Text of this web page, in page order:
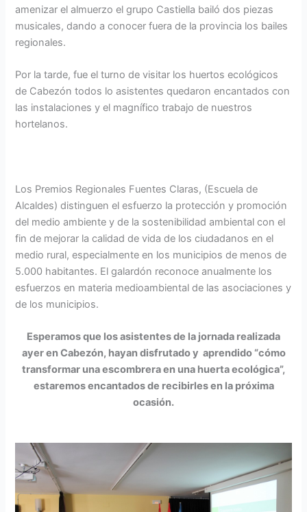
amenizar el almuerzo el grupo Castiella bailó dos piezas
musicales, dando a conocer fuera de la provincia los bailes
regionales.
Por la tarde, fue el turno de visitar los huertos ecológicos
de Cabezón todos lo asistentes quedaron encantados con
las instalaciones y el magnífico trabajo de nuestros
hortelanos.
Los Premios Regionales Fuentes Claras, (Escuela de
Alcaldes) distinguen el esfuerzo la protección y promoción
del medio ambiente y de la sostenibilidad ambiental con el
fin de mejorar la calidad de vida de los ciudadanos en el
medio rural, especialmente en los municipios de menos de
5.000 habitantes. El galardón reconoce anualmente los
esfuerzos en materia medioambiental de las asociaciones y
de los municipios.
Esperamos que los asistentes de la jornada realizada
ayer en Cabezón, hayan disfrutado y aprendido “cómo
transformar una escombrera en una huerta ecológica”,
estaremos encantados de recibirles en la próxima
ocasión.